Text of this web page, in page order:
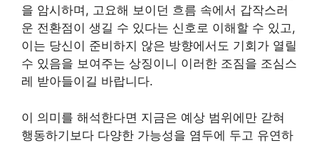
을 암시하며, 고요해 보이던 흐름 속에서 갑작스러
운 전환점이 생길 수 있다는 신호로 이해할 수 있고,
이는 당신이 준비하지 않은 방향에서도 기회가 열릴
수 있음을 보여주는 상징이니 이러한 조짐을 조심스
레 받아들이길 바랍니다.
이 의미를 해석한다면 지금은 예상 범위에만 갇혀
행동하기보다 다양한 가능성을 염두에 두고 유연하